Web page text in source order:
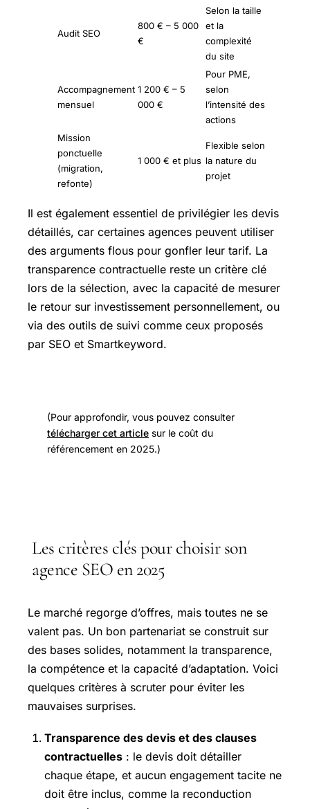
Audit SEO
800 € – 5 000
€
Selon la taille
et la
complexité
du site
Accompagnement
mensuel
1 200 € – 5
000 €
Pour PME,
selon
l’intensité des
actions
Mission
ponctuelle
(migration,
refonte)
1 000 € et plus
Flexible selon
la nature du
projet
Il est également essentiel de privilégier les devis
détaillés, car certaines agences peuvent utiliser
des arguments flous pour gonfler leur tarif. La
transparence contractuelle reste un critère clé
lors de la sélection, avec la capacité de mesurer
le retour sur investissement personnellement, ou
via des outils de suivi comme ceux proposés
par SEO et Smartkeyword.
(Pour approfondir, vous pouvez consulter
télécharger cet article sur le coût du
référencement en 2025.)
Les critères clés pour choisir son
agence SEO en 2025
Le marché regorge d’offres, mais toutes ne se
valent pas. Un bon partenariat se construit sur
des bases solides, notamment la transparence,
la compétence et la capacité d’adaptation. Voici
quelques critères à scruter pour éviter les
mauvaises surprises.
Transparence des devis et des clauses
contractuelles : le devis doit détailler
chaque étape, et aucun engagement tacite ne
doit être inclus, comme la reconduction